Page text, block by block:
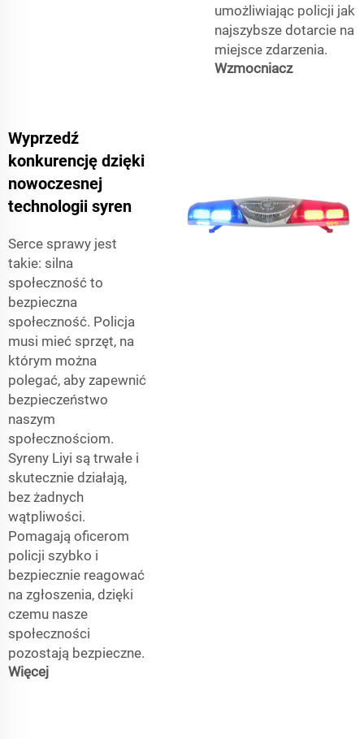
umożliwiając policji jak
najszybsze dotarcie na
miejsce zdarzenia.
Wzmocniacz
Wyprzedź
konkurencję dzięki
nowoczesnej
technologii syren
Serce sprawy jest
takie: silna
społeczność to
bezpieczna
społeczność. Policja
musi mieć sprzęt, na
którym można
polegać, aby zapewnić
bezpieczeństwo
naszym
społecznościom.
Syreny Liyi są trwałe i
skutecznie działają,
bez żadnych
wątpliwości.
Pomagają oficerom
policji szybko i
bezpiecznie reagować
na zgłoszenia, dzięki
czemu nasze
społeczności
pozostają bezpieczne.
Więcej